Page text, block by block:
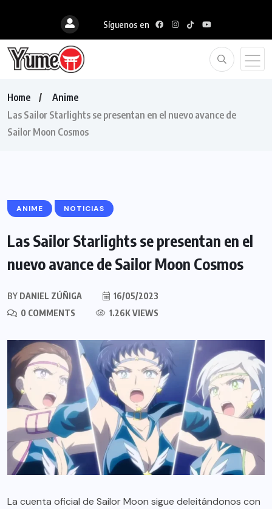
Síguenos en
Home
Anime
Las Sailor Starlights se presentan en el nuevo avance de
Sailor Moon Cosmos
ANIME NOTICIAS
Las Sailor Starlights se presentan en el
nuevo avance de Sailor Moon Cosmos
BY DANIEL ZÚÑIGA
16/05/2023
0 COMMENTS
1.26K VIEWS
La cuenta oficial de Sailor Moon sigue deleitándonos con